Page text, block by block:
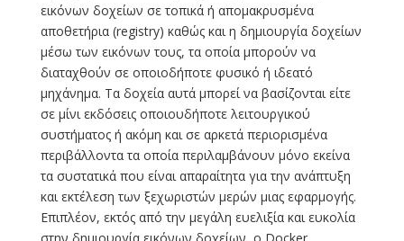
εικόνων δοχείων σε τοπικά ή απομακρυσμένα
αποθετήρια (registry) καθώς και η δημιουργία δοχείων
μέσω των εικόνων τους, τα οποία μπορούν να
διαταχθούν σε οποιοδήποτε φυσικό ή ιδεατό
μηχάνημα. Τα δοχεία αυτά μπορεί να βασίζονται είτε
σε μίνι εκδόσεις οποιουδήποτε λειτουργικού
συστήματος ή ακόμη και σε αρκετά περιορισμένα
περιβάλλοντα τα οποία περιλαμβάνουν μόνο εκείνα
τα συστατικά που είναι απαραίτητα για την ανάπτυξη
και εκτέλεση των ξεχωριστών μερών μιας εφαρμογής.
Επιπλέον, εκτός από την μεγάλη ευελιξία και ευκολία